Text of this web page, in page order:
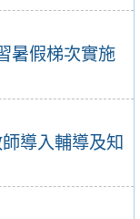
暑假梯次實施
導入輔導及知